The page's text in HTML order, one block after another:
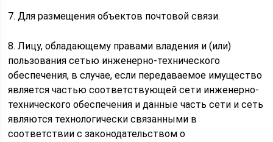
7. Для размещения объектов почтовой связи.
8. Лицу, обладающему правами владения и (или)
пользования сетью инженерно-технического
обеспечения, в случае, если передаваемое имущество
является частью соответствующей сети инженерно-
технического обеспечения и данные часть сети и сеть
являются технологически связанными в
соответствии с законодательством о